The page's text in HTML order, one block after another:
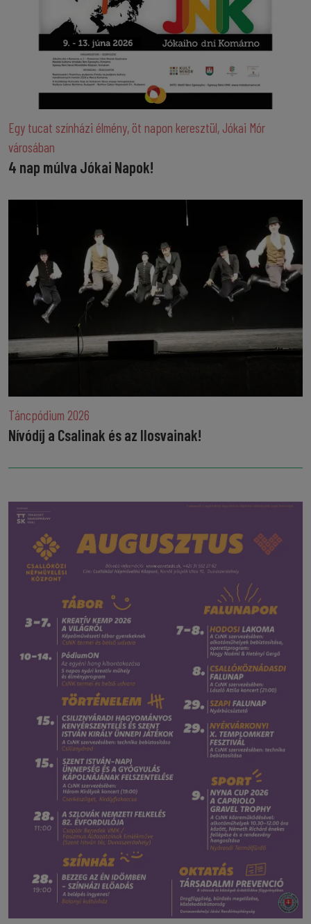
Egy tucat színházi élmény, öt napon keresztül, Jókai Mór
városában
4 nap múlva Jókai Napok!
Táncpódium 2026
Nívódíj a Csalinak és az Ilosvainak!